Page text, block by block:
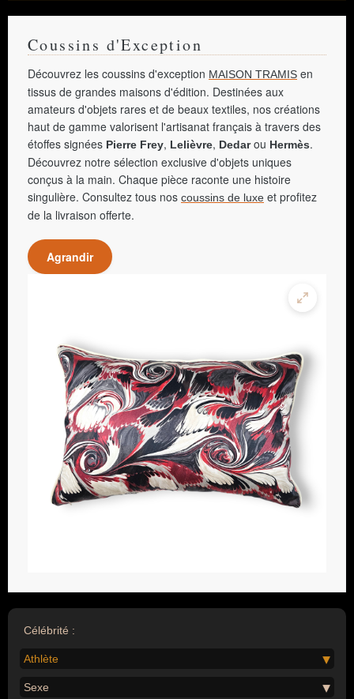
Coussins d'Exception
Découvrez les coussins d'exception MAISON TRAMIS en
tissus de grandes maisons d'édition. Destinées aux
amateurs d'objets rares et de beaux textiles, nos créations
haut de gamme valorisent l'artisanat français à travers des
étoffes signées Pierre Frey, Lelièvre, Dedarou Hermès.
Découvrez notre sélection exclusive d'objets uniques
conçus à la main. Chaque pièce raconte une histoire
singulière. Consultez tous nos coussins de luxe et profitez
de la livraison offerte.
Agrandir
Célébrité :
Athlète
Sexe